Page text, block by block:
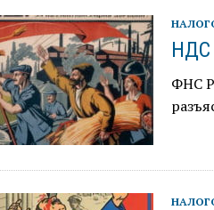
НДС
ФНС